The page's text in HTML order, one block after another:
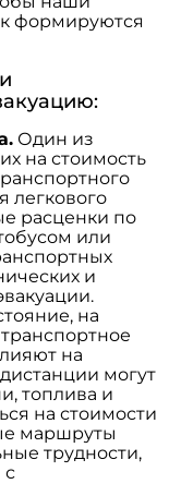
формируются
Один из
на стоимость
легкового
расценки по
или
и
на
на
могут
топлива и
на стоимости
маршруты
трудности,
с